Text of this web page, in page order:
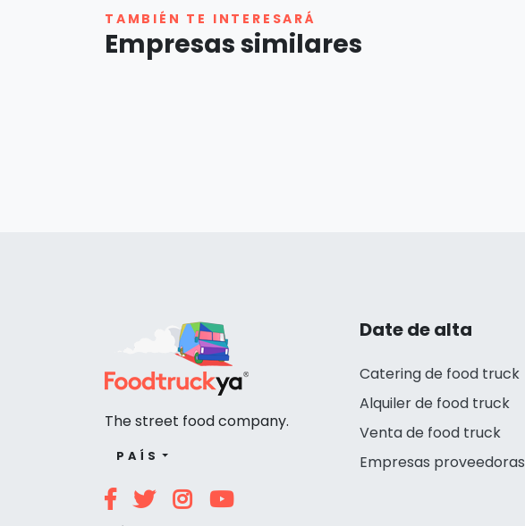
TAMBIÉN TE INTERESARÁ
Empresas similares
Date de alta
Catering de food truck
Alquiler de food truck
Venta de food truck
Empresas proveedoras
The street food company.
PAÍS